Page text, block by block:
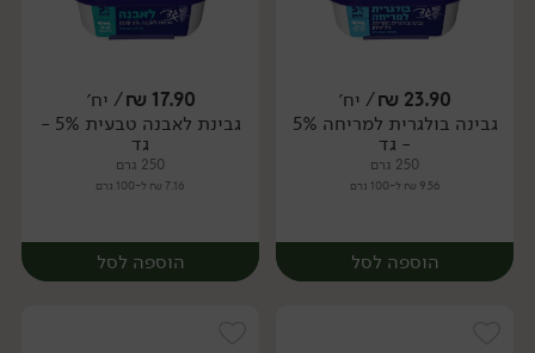
יח׳ יח׳
23.90
₪/ יח׳
גבינה בולגרית למריחה 5%
- גד
250 גרם
9.56 ₪ ל-100 גרם
הוספה לסל
17.90
₪/ יח׳
גבינת לאבנה טבעית 5% -
גד
250 גרם
7.16 ₪ ל-100 גרם
הוספה לסל